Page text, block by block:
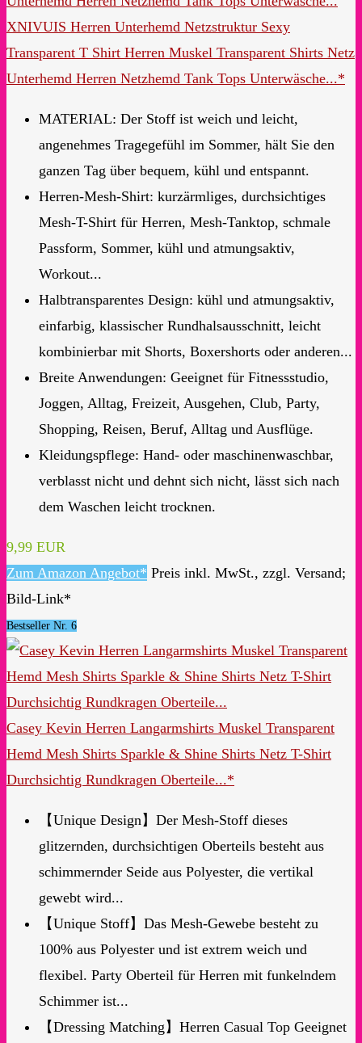
XNIVUIS Herren Unterhemd Netzstruktur Sexy
Transparent T Shirt Herren Muskel Transparent Shirts Netz
Unterhemd Herren Netzhemd Tank Tops Unterwäsche...*
MATERIAL: Der Stoff ist weich und leicht,
angenehmes Tragegefühl im Sommer, hält Sie den
ganzen Tag über bequem, kühl und entspannt.
Herren-Mesh-Shirt: kurzärmliges, durchsichtiges
Mesh-T-Shirt für Herren, Mesh-Tanktop, schmale
Passform, Sommer, kühl und atmungsaktiv,
Workout...
Halbtransparentes Design: kühl und atmungsaktiv,
einfarbig, klassischer Rundhalsausschnitt, leicht
kombinierbar mit Shorts, Boxershorts oder anderen...
Breite Anwendungen: Geeignet für Fitnessstudio,
Joggen, Alltag, Freizeit, Ausgehen, Club, Party,
Shopping, Reisen, Beruf, Alltag und Ausflüge.
Kleidungspflege: Hand- oder maschinenwaschbar,
verblasst nicht und dehnt sich nicht, lässt sich nach
dem Waschen leicht trocknen.
9,99 EUR
Zum Amazon Angebot* Preis inkl. MwSt., zzgl. Versand;
Bild-Link*
Bestseller Nr. 6
Casey Kevin Herren Langarmshirts Muskel Transparent
Hemd Mesh Shirts Sparkle & Shine Shirts Netz T-Shirt
Durchsichtig Rundkragen Oberteile...*
【Unique Design】Der Mesh-Stoff dieses
glitzernden, durchsichtigen Oberteils besteht aus
schimmernder Seide aus Polyester, die vertikal
gewebt wird...
【Unique Stoff】Das Mesh-Gewebe besteht zu
100% aus Polyester und ist extrem weich und
flexibel. Party Oberteil für Herren mit funkelndem
Schimmer ist...
【Dressing Matching】Herren Casual Top Geeignet